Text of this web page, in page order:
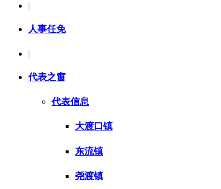
|
人事任免
|
代表之窗
代表信息
大渡口镇
东流镇
尧渡镇